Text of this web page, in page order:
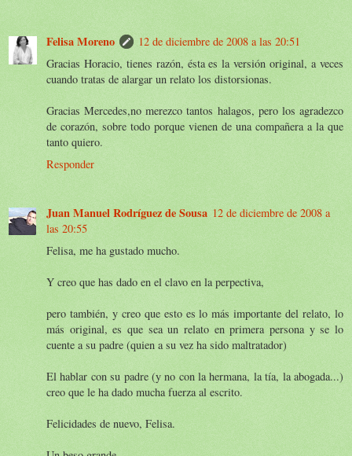
Felisa Moreno
12 de diciembre de 2008 a las 20:51
Gracias Horacio, tienes razón, ésta es la versión original, a veces
cuando tratas de alargar un relato los distorsionas.
Gracias Mercedes,no merezco tantos halagos, pero los agradezco
de corazón, sobre todo porque vienen de una compañera a la que
tanto quiero.
Responder
Juan Manuel Rodríguez de Sousa 12 de diciembre de 2008 a
las 20:55
Felisa, me ha gustado mucho.
Y creo que has dado en el clavo en la perpectiva,
pero también, y creo que esto es lo más importante del relato, lo
más original, es que sea un relato en primera persona y se lo
cuente a su padre (quien a su vez ha sido maltratador)
El hablar con su padre (y no con la hermana, la tía, la abogada...)
creo que le ha dado mucha fuerza al escrito.
Felicidades de nuevo, Felisa.